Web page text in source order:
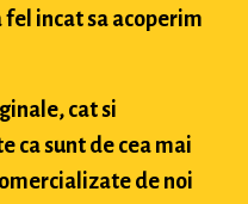
incat sa acoperim
cat si
ca sunt de cea mai
de noi